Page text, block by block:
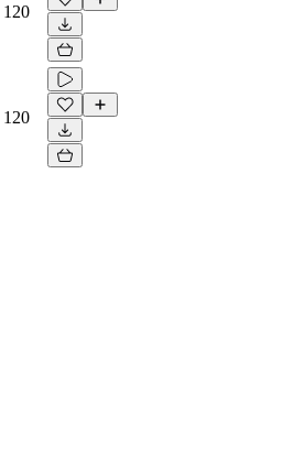
120
120